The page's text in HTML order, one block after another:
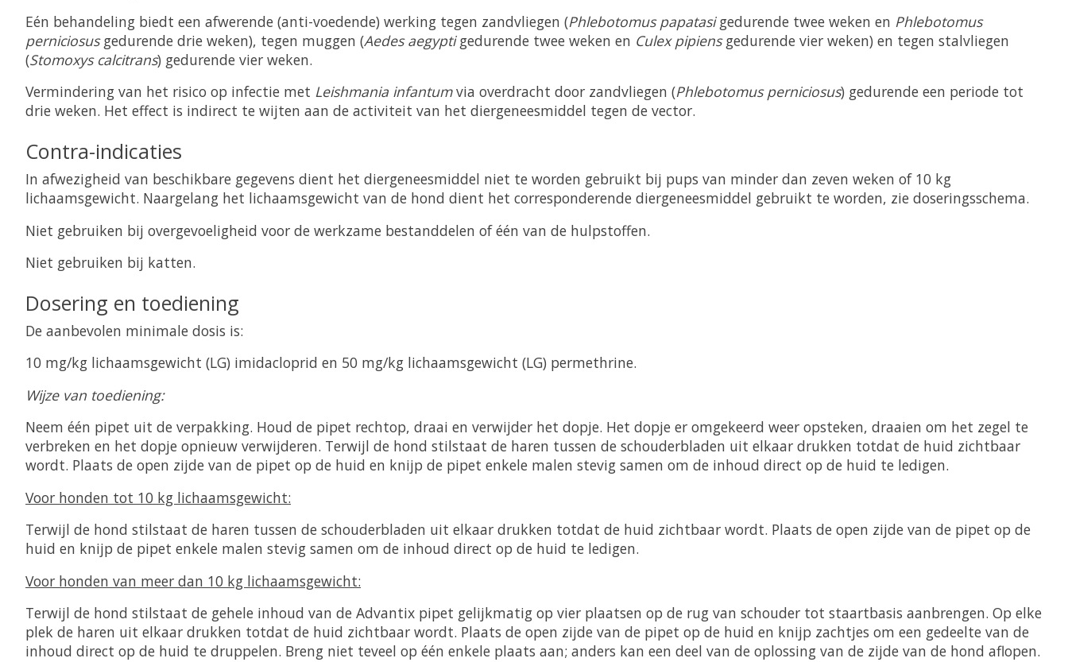
Eén behandeling biedt een afwerende (anti-voedende) werking tegen zandvliegen (Phlebotomus papatasigedurende twee weken en Phlebotomus
perniciosusgedurende drie weken), tegen muggen (Aedes aegyptigedurende twee weken en Culex pipiensgedurende vier weken) en tegen stalvliegen
(Stomoxys calcitrans) gedurende vier weken.
Vermindering van het risico op infectie met Leishmania infantumvia overdracht door zandvliegen (Phlebotomus perniciosus) gedurende een periode tot
drie weken. Het effect is indirect te wijten aan de activiteit van het diergeneesmiddel tegen de vector.
Contra-indicaties
In afwezigheid van beschikbare gegevens dient het diergeneesmiddel niet te worden gebruikt bij pups van minder dan zeven weken of 10 kg
lichaamsgewicht. Naargelang het lichaamsgewicht van de hond dient het corresponderende diergeneesmiddel gebruikt te worden, zie doseringsschema.
Niet gebruiken bij overgevoeligheid voor de werkzame bestanddelen of één van de hulpstoffen.
Niet gebruiken bij katten.
Dosering en toediening
De aanbevolen minimale dosis is:
10 mg/kg lichaamsgewicht (LG) imidacloprid en 50 mg/kg lichaamsgewicht (LG) permethrine.
Wijze van toediening:
Neem één pipet uit de verpakking. Houd de pipet rechtop, draai en verwijder het dopje. Het dopje er omgekeerd weer opsteken, draaien om het zegel te
verbreken en het dopje opnieuw verwijderen. Terwijl de hond stilstaat de haren tussen de schouderbladen uit elkaar drukken totdat de huid zichtbaar
wordt. Plaats de open zijde van de pipet op de huid en knijp de pipet enkele malen stevig samen om de inhoud direct op de huid te ledigen.
Voor honden tot 10 kg lichaamsgewicht:
Terwijl de hond stilstaat de haren tussen de schouderbladen uit elkaar drukken totdat de huid zichtbaar wordt. Plaats de open zijde van de pipet op de
huid en knijp de pipet enkele malen stevig samen om de inhoud direct op de huid te ledigen.
Voor honden van meer dan 10 kg lichaamsgewicht:
Terwijl de hond stilstaat de gehele inhoud van de Advantix pipet gelijkmatig op vier plaatsen op de rug van schouder tot staartbasis aanbrengen. Op elke
plek de haren uit elkaar drukken totdat de huid zichtbaar wordt. Plaats de open zijde van de pipet op de huid en knijp zachtjes om een gedeelte van de
inhoud direct op de huid te druppelen. Breng niet teveel op één enkele plaats aan; anders kan een deel van de oplossing van de zijde van de hond aflopen.